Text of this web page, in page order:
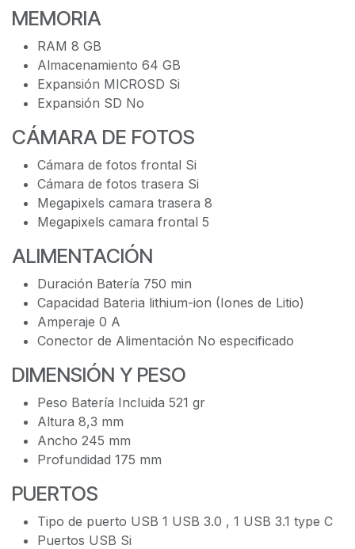
MEMORIA
RAM 8 GB
Almacenamiento 64 GB
Expansión MICROSD Si
Expansión SD No
CÁMARA DE FOTOS
Cámara de fotos frontal Si
Cámara de fotos trasera Si
Megapixels camara trasera 8
Megapixels camara frontal 5
ALIMENTACIÓN
Duración Batería 750 min
Capacidad Bateria lithium-ion (Iones de Litio)
Amperaje 0 A
Conector de Alimentación No especificado
DIMENSIÓN Y PESO
Peso Batería Incluida 521 gr
Altura 8,3 mm
Ancho 245 mm
Profundidad 175 mm
PUERTOS
Tipo de puerto USB 1 USB 3.0 , 1 USB 3.1 type C
Puertos USB Si